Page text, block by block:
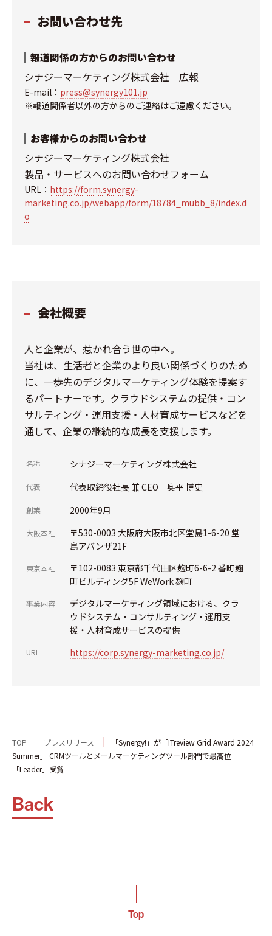
お問い合わせ先
報道関係の方からのお問い合わせ
シナジーマーケティング株式会社 広報
E-mail： press@synergy101.jp
※報道関係者以外の方からのご連絡はご遠慮ください。
お客様からのお問い合わせ
シナジーマーケティング株式会社
製品・サービスへのお問い合わせフォーム
URL： https://form.synergy-
marketing.co.jp/webapp/form/18784_mubb_8/index.d
o
会社概要
人と企業が、惹かれ合う世の中へ。
当社は、生活者と企業のより良い関係づくりのため
に、一歩先のデジタルマーケティング体験を提案す
るパートナーです。クラウドシステムの提供・コン
サルティング・運用支援・人材育成サービスなどを
通して、企業の継続的な成長を支援します。
名称 シナジーマーケティング株式会社
代表 代表取締役社長 兼 CEO 奥平 博史
創業 2000年9月
大阪本社
〒530-0003 大阪府大阪市北区堂島1-6-20 堂
島アバンザ21F
東京本社
〒102-0083 東京都千代田区麹町6-6-2 番町麹
町ビルディング5F WeWork 麹町
事業内容
デジタルマーケティング領域における、クラ
ウドシステム・コンサルティング・運用支
援・人材育成サービスの提供
URL https://corp.synergy-marketing.co.jp/
TOP プレスリリース
「Synergy!」が「ITreview Grid Award 2024
Summer」 CRMツールとメールマーケティングツール部門で最高位
「Leader」受賞
Back
Top